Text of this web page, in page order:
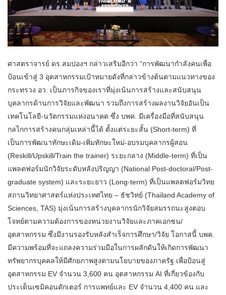
ศาสตราจารย์ ดร.สมปองฯ กล่าวเสริมอีกว่า “การพัฒนากำลังคนเพื่อ
ป้อนเข้าสู่ 3 อุตสาหกรรมเป้าหมายดังที่กล่าวข้างต้นตามแนวทางของ
กระทรวง อว. เป็นภารกิจของเราที่มุ่งเน้นการสร้างและสนับสนุน
บุคลากรด้านการวิจัยและพัฒนา รวมถึงการสร้างผลงานวิจัยอันเป็น
เทคโนโลยี-นวัตกรรมแห่งอนาคต ซึ่ง บพค. มีเครื่องมือที่สนับสนุน
กลไกการสร้างคนกลุ่มเหล่านี้ได้ ตั้งแต่ระยะสั้น (Short-term) ที่
เป็นการพัฒนาทักษะเดิม-เพิ่มทักษะใหม่-อบรมบุคลากรผู้สอน
(Reskill/Upskill/Train the trainer) ระยะกลาง (Middle-term) ที่เป็น
แพลตฟอร์มนักวิจัยระดับหลังปริญญา (National Post-doctoral/Post-
graduate system) และระยะยาว (Long-term) ที่เป็นแพลตฟอร์มวิทย
สถานวิทยาศาสตร์แห่งประเทศไทย – ธัชวิทย์ (Thailand Academy of
Sciences, TAS) มุ่งเน้นการสร้างบุคลากรนักวิจัยสมรรถนะสูงตอบ
โจทย์ตามความต้องการของหน่วยงานวิจัยและภาคเอกชน/
อุตสาหกรรม ซึ่งมีงานรองรับหลังสำเร็จการศึกษา/วิจัย โอกาสนี้ บพค.
มีความพร้อมที่จะแถลงความร่วมมือในการผลักดันให้เกิดการพัฒนา
ทรัพยากรบุคคลให้มีศักยภาพสูงตามนโยบายของภาครัฐ เพื่อป้อนสู่
อุตสาหกรรม EV จำนวน 3,600 คน อุตสาหกรรม AI ที่เกี่ยวข้องกับ
ประเด็นเซมิคอนดักเตอร์ การแพทย์และ EV จำนวน 4,400 คน และ